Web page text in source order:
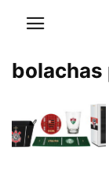
bolachas